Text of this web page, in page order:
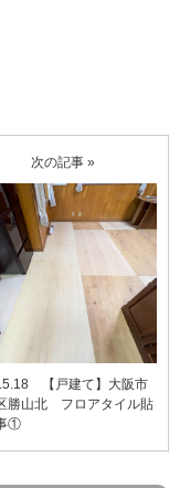
次の記事 »
【戸建て】大阪市
勝山北 フロアタイル貼
①